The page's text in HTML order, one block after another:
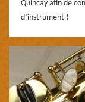
Quincay afin de
d’instrument !